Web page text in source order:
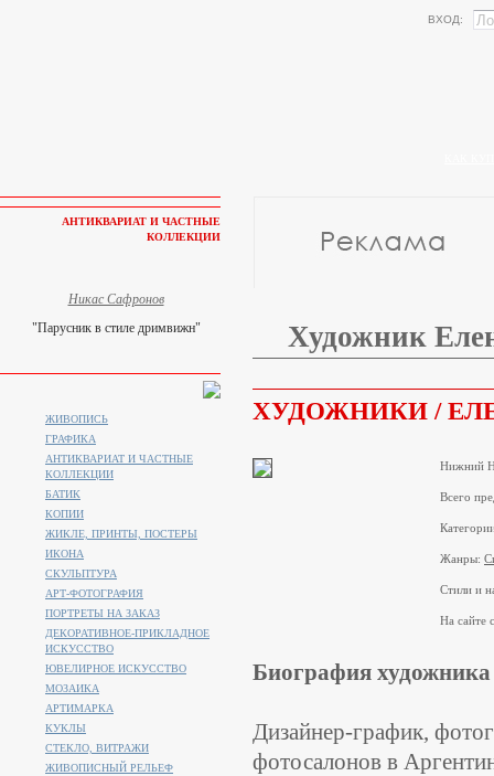
ВХОД:
Художник
ХУДОЖНИКИ /
Нижний
Всего
Жанры:
Стили и
На сайте
Биография художника
Дизайнер-график,
фотосалонов в
АНТИКВАРИАТ И ЧАСТНЫЕ
КОЛЛЕКЦИИ
Никас Сафронов
"Парусник в стиле дримвижн"
ЖИВОПИСЬ
ГРАФИКА
АНТИКВАРИАТ И ЧАСТНЫЕ
КОЛЛЕКЦИИ
БАТИК
КОПИИ
ЖИКЛЕ, ПРИНТЫ, ПОСТЕРЫ
ИКОНА
СКУЛЬПТУРА
АРТ-ФОТОГРАФИЯ
ПОРТРЕТЫ НА ЗАКАЗ
ДЕКОРАТИВНОЕ-ПРИКЛАДНОЕ
ИСКУССТВО
ЮВЕЛИРНОЕ ИСКУССТВО
МОЗАИКА
АРТИМАРКА
КУКЛЫ
СТЕКЛО, ВИТРАЖИ
ЖИВОПИСНЫЙ РЕЛЬЕФ